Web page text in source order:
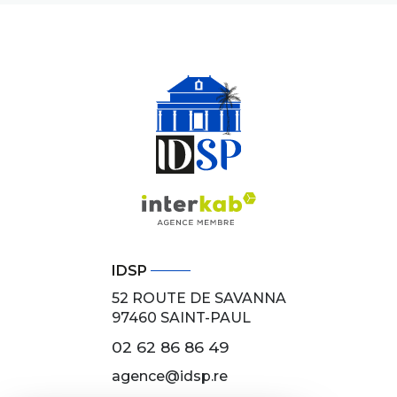
IDSP
52 ROUTE DE SAVANNA
97460 SAINT-PAUL
02 62 86 86 49
agence@idsp.re